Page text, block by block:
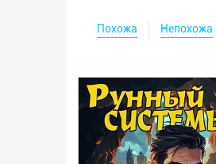
Похожа Непохожа